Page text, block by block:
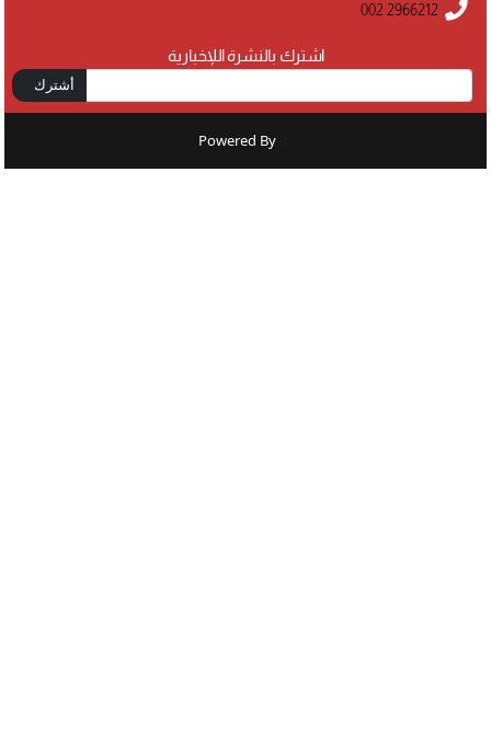
اشترك بالنشرة اللإخبارية
أشترك
002 2966212
Powered By